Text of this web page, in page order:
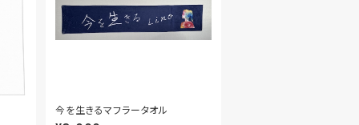
今を生きるマフラータオル